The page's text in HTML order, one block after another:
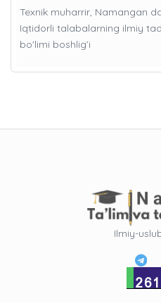
Texnik muharrir, Namangan
Iqtidorli talabalarning ilmiy
bo'limi boshlig’i
Ilmiy-